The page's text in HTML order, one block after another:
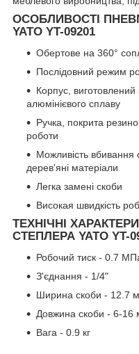
ОСОБЛИВОСТІ
YATO YT-09201
Обертове на 360°
Послідовний режим
Корпус, виготовлений
алюмінієвого сплаву
Ручка, покрита
роботи
Можливість вбивання
дерев'яні матеріали
Легка замені скоби
Високая швидкість
ТЕХНІЧНІ
СТЕПЛЕРА YATO YT-
Робочий тиск - 0.7
З'єднання - 1/4"
Ширина скоби - 12.7
Довжина скоби - 6-16
Вага - 0.9 кг